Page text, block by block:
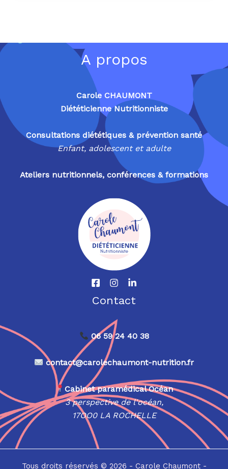
A propos
Carole CHAUMONT
Diététicienne Nutritionniste
Consultations diététiques & prévention santé
Enfant, adolescent et adulte
Ateliers nutritionnels, conférences & formations
Contact
06 59 24 40 38
contact@carolechaumont-nutrition.fr
Cabinet paramédical Océan
3 perspective de l'océan,
17OO0 LA ROCHELLE
Tous droits réservés © 2026 - Carole Chaumont -